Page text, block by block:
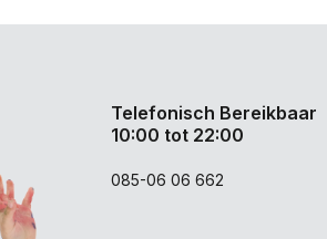
Telefonisch Bereikbaar
10:00 tot 22:00
085-06 06 662